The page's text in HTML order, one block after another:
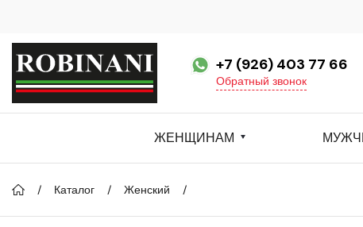
+7 (926) 403 77 66
Обратный звонок
ЖЕНЩИНАМ
Каталог Женский